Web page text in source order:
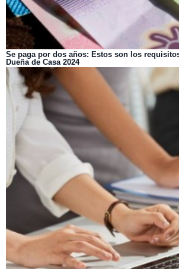
Se paga por dos años: Estos son los
Dueña de Casa 2024